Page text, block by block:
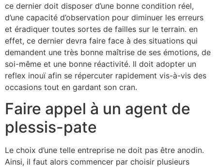
ce dernier doit disposer d’une bonne condition réel,
d’une capacité d’observation pour diminuer les erreurs
et éradiquer toutes sortes de failles sur le terrain. en
effet, ce dernier devra faire face à des situations qui
demandent une très bonne maîtrise de ses émotions, de
soi-même et une bonne réactivité. Il doit adopter un
reflex inouï afin se répercuter rapidement vis-à-vis des
occasions tout en gardant son cran.
Faire appel à un agent de
plessis-pate
Le choix d’une telle entreprise ne doit pas être anodin.
Ainsi, il faut alors commencer par choisir plusieurs